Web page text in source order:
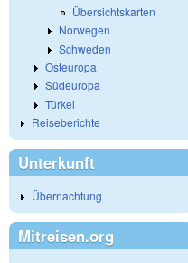
Übersichtskarten
Norwegen
Schweden
Osteuropa
Südeuropa
Türkei
Reiseberichte
Unterkunft
Übernachtung
Mitreisen.org